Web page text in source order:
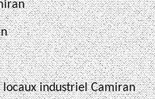
industriel Camiran